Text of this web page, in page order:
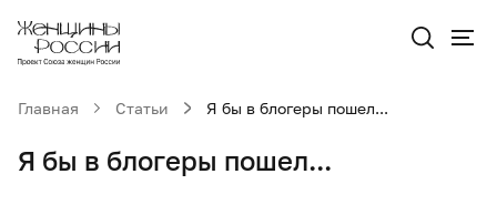
Главная Статьи Я бы в блогеры пошел...
Я бы в блогеры пошел...